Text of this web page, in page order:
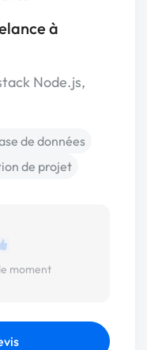
à
Node.js,
de données
de projet
moment